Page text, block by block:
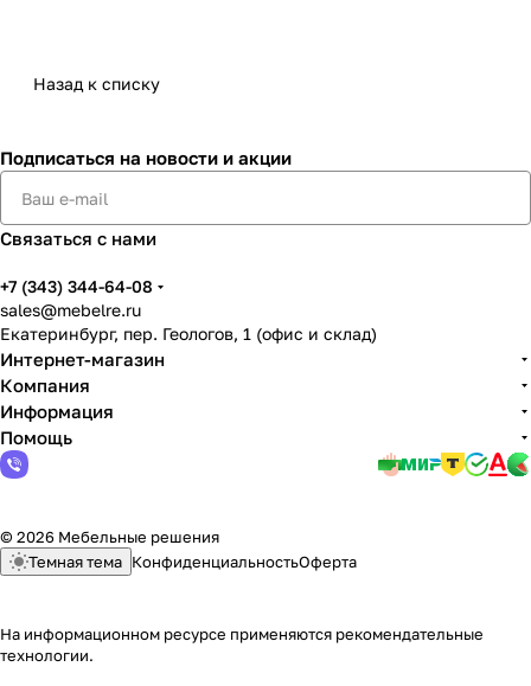
Назад к списку
Подписаться на новости и акции
Связаться с нами
+7 (343) 344-64-08
sales@mebelre.ru
Екатеринбург, пер. Геологов, 1 (офис и склад)
Интернет-магазин
Компания
Информация
Помощь
© 2026 Мебельные решения
Темная тема КонфиденциальностьОферта
На информационном ресурсе применяются рекомендательные
технологии.